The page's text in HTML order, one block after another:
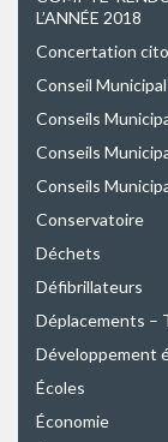
L’ANNÉE 2018
Concertation
Conseil
Conseils
Conseils
Conseils
Conservatoire
Déchets
Défibrillateurs
Déplacements –
Développement
Écoles
Économie